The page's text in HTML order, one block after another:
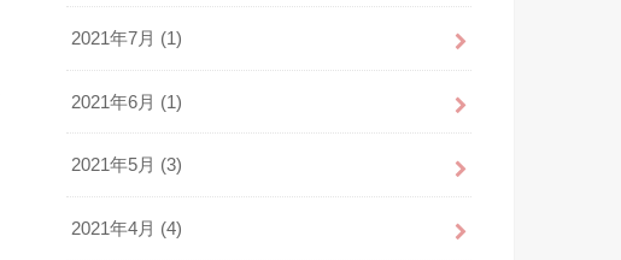
2021年7月 (1)
2021年6月 (1)
2021年5月 (3)
2021年4月 (4)